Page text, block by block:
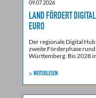
09.07.2026
LAND FÖRDERT
EURO
Der regionale Digital Hub
zweite Förderphase
Württemberg. Bis 2028
> WEITERLESEN